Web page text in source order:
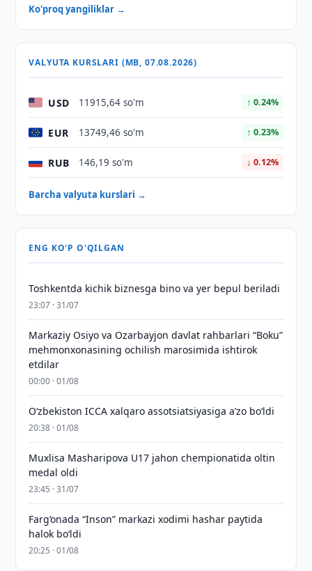
Ko'proq yangiliklar →
VALYUTA KURSLARI (MB, 07.08.2026)
USD 11915,64 so'm ↑ 0.24%
EUR 13749,46 so'm ↑ 0.23%
RUB 146,19 so'm ↓ 0.12%
Barcha valyuta kurslari →
ENG KO'P O'QILGAN
Toshkentda kichik biznesga bino va yer bepul beriladi
23:07 · 31/07
Markaziy Osiyo va Ozarbayjon davlat rahbarlari “Boku”
mehmonxonasining ochilish marosimida ishtirok
etdilar
00:00 · 01/08
O‘zbekiston ICCA xalqaro assotsiatsiyasiga aʼzo bo‘ldi
20:38 · 01/08
Muxlisa Masharipova U17 jahon chempionatida oltin
medal oldi
23:45 · 31/07
Farg‘onada “Inson” markazi xodimi hashar paytida
halok bo‘ldi
20:25 · 01/08